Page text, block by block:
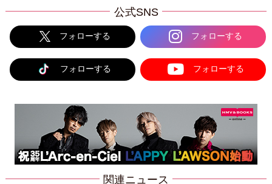
公式SNS
フォローする フォローする
フォローする フォローする
関連ニュース